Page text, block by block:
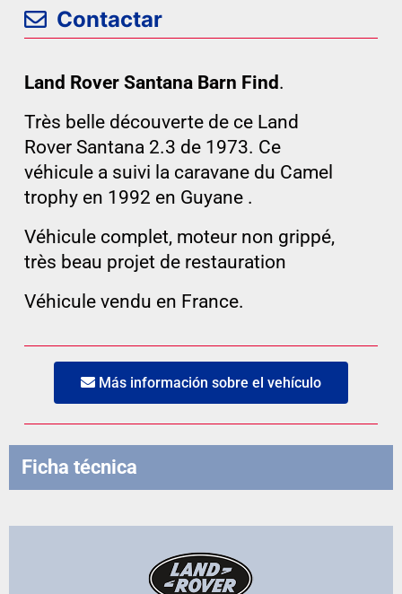
Contactar
Land Rover Santana Barn Find .
Très belle découverte de ce Land
Rover Santana 2.3 de 1973. Ce
véhicule a suivi la caravane du Camel
trophy en 1992 en Guyane .
Véhicule complet, moteur non grippé,
très beau projet de restauration
Véhicule vendu en France.
Más información sobre el vehículo
Ficha técnica